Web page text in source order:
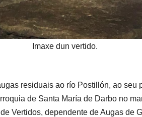
Imaxe dun vertido.
residuais ao río Postillón, ao
de Santa María de Darbo no
Vertidos, dependente de Augas de